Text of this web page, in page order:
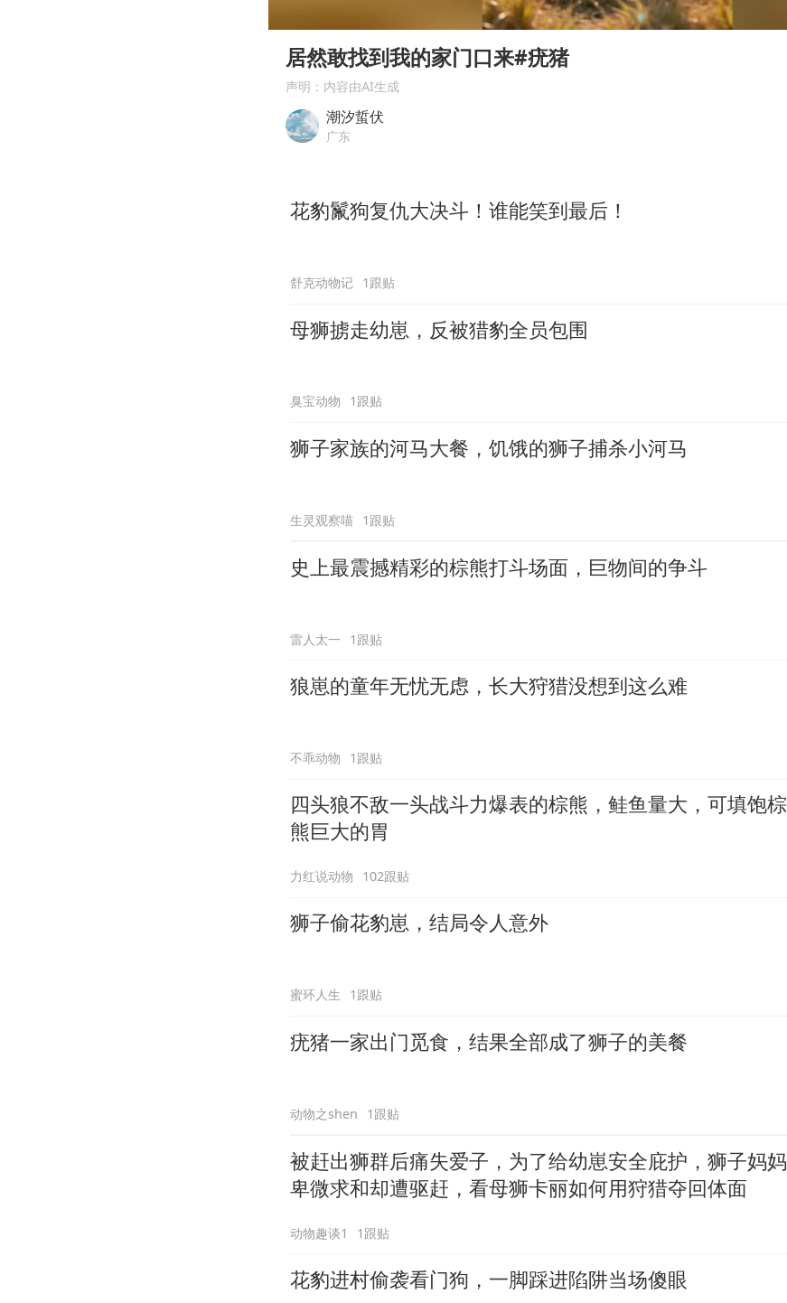
哪吒汽车南宁工厂设备降价20%拍卖
郑国霖回应去景区上班被保安拦下
80后女柜员逆袭成4200亿银行副行长
居然敢找到我的家门口来#疣猪
声明：内容由AI生成
潮汐蜇伏
广东
花豹鬣狗复仇大决斗！谁能笑到最后！
舒克动物记 1跟贴
母狮掳走幼崽，反被猎豹全员包围
臭宝动物 1跟贴
狮子家族的河马大餐，饥饿的狮子捕杀小河马
生灵观察喵 1跟贴
史上最震撼精彩的棕熊打斗场面，巨物间的争斗
雷人太一 1跟贴
狼崽的童年无忧无虑，长大狩猎没想到这么难
不乖动物 1跟贴
四头狼不敌一头战斗力爆表的棕熊，鲑鱼量大，可填饱棕
熊巨大的胃
力红说动物 102跟贴
狮子偷花豹崽，结局令人意外
蜜环人生 1跟贴
疣猪一家出门觅食，结果全部成了狮子的美餐
动物之shen 1跟贴
被赶出狮群后痛失爱子，为了给幼崽安全庇护，狮子妈妈
卑微求和却遭驱赶，看母狮卡丽如何用狩猎夺回体面
动物趣谈1 1跟贴
花豹进村偷袭看门狗，一脚踩进陷阱当场傻眼